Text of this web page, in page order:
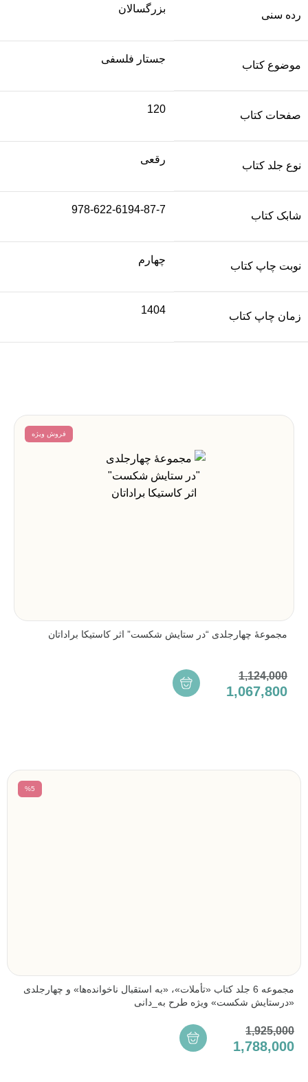
رده سنی
بزرگسالان
موضوع کتاب
جستار فلسفی
صفحات کتاب
120
نوع جلد کتاب
رقعی
شابک کتاب
978-622-6194-87-7
نوبت چاپ کتاب
چهارم
زمان چاپ کتاب
1404
فروش ویژه
مجموعۀ چهارجلدی “در ستایش شکست” اثر کاستیکا براداتان
1,124,000
1,067,800
%5
مجموعه 6 جلد کتاب «تأملات»، «به استقبال ناخوانده‌ها» و چهارجلدی
«درستایش شکست» ویژه طرح به_دانی
1,925,000
1,788,000